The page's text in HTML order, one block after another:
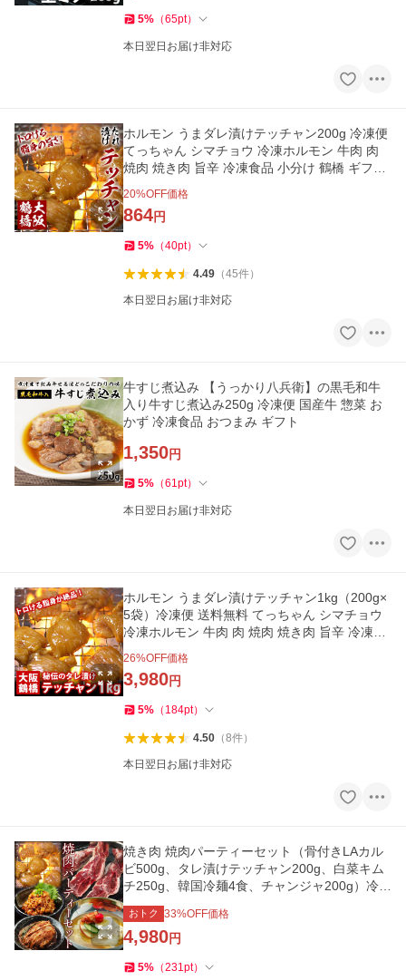
5% （65pt）
本日翌日お届け非対応
ホルモン うまダレ漬けテッチャン200g 冷凍便
てっちゃん シマチョウ 冷凍ホルモン 牛肉 肉
焼肉 焼き肉 旨辛 冷凍食品 小分け 鶴橋 ギフト
20%OFF価格
864円
5% （40pt）
4.49（45件）
本日翌日お届け非対応
牛すじ煮込み 【うっかり八兵衛】の黒毛和牛
入り牛すじ煮込み250g 冷凍便 国産牛 惣菜 お
かず 冷凍食品 おつまみ ギフト
1,350円
5% （61pt）
本日翌日お届け非対応
ホルモン うまダレ漬けテッチャン1kg（200g×
5袋）冷凍便 送料無料 てっちゃん シマチョウ
冷凍ホルモン 牛肉 肉 焼肉 焼き肉 旨辛 冷凍食
26%OFF価格
3,980円
5% （ 184pt）
4.50（8件）
本日翌日お届け非対応
焼き肉 焼肉パーティーセット（骨付きLAカル
ビ500g、タレ漬けテッチャン200g、白菜キム
チ250g、韓国冷麺4食、チャンジャ200g）冷凍
便 牛肉 ホルモン 旨辛 爆買
おトク 33%OFF価格
4,980円
5% （231pt）